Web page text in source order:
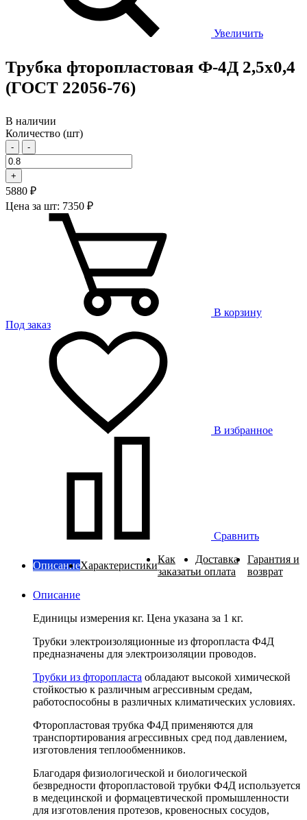
Увеличить
Трубка фторопластовая Ф-4Д 2,5х0,4
(ГОСТ 22056-76)
В наличии
Количество (шт)
- -
+
5880 ₽
Цена за шт: 7350 ₽
В корзину
Под заказ
В избранное
Сравнить
ОписаниеХарактеристики
Как
заказать
Доставка
и оплата
Гарантия и
возврат
Описание
Единицы измерения кг. Цена указана за 1 кг.
Трубки электроизоляционные из фторопласта Ф4Д
предназначены для электроизоляции проводов.
Трубки из фторопласта обладают высокой химической
стойкостью к различным агрессивным средам,
работоспособны в различных климатических условиях.
Фторопластовая трубка Ф4Д применяются для
транспортирования агрессивных сред под давлением,
изготовления теплообменников.
Благодаря физиологической и биологической
безвредности фторопластовой трубки Ф4Д используется
в медецинской и формацевтической промышленности
для изготовления протезов, кровеносных сосудов,